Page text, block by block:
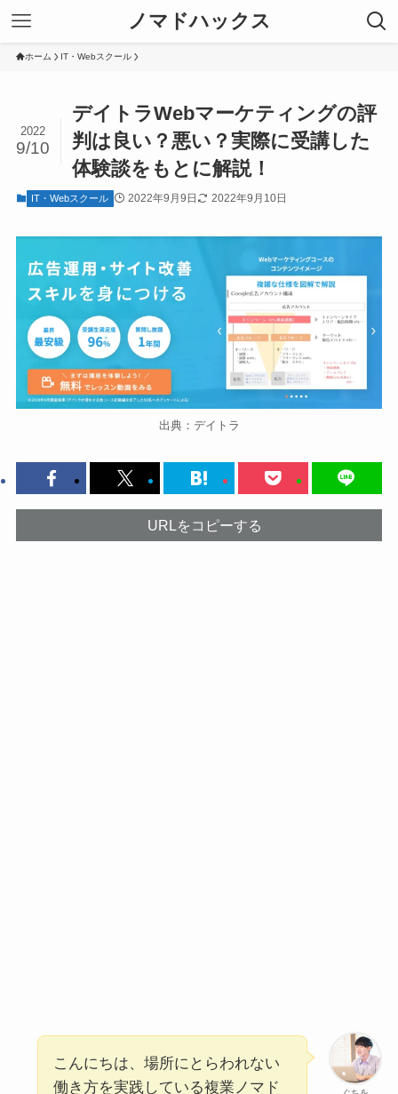
ノマドハックス
ホーム IT・Webスクール
デイトラWebマーケティングの評
判は良い？悪い？実際に受講した
体験談をもとに解説！
2022
9/10
IT・Webスクール 2022年9月9日 2022年9月10日
出典：デイトラ
URLをコピーする
こんにちは、場所にとらわれない
働き方を実践している複業ノマド